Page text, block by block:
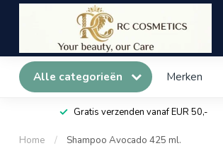
Alle categorieën Merken
Gratis verzenden vanaf EUR 50,-
Home / Shampoo Avocado 425 ml.